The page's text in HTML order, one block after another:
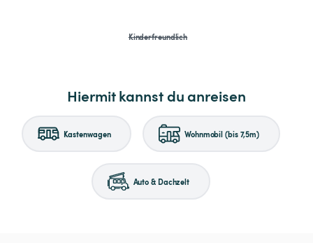
Kinderfreundlich
Hiermit kannst du anreisen
Kastenwagen Wohnmobil (bis 7,5m)
Auto & Dachzelt